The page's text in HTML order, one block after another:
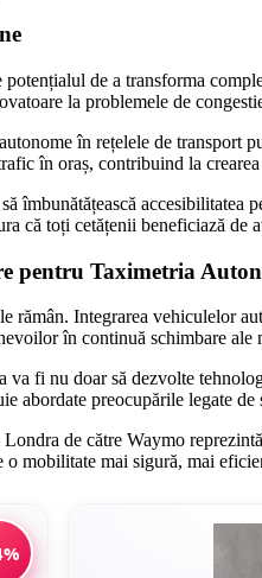
de a transforma
la problemele de
în rețelele de transport
în oraș, contribuind la
îmbunătățească
că toți cetățenii beneficiază de
pentru Taximetria
rămân. Integrarea vehiculelor
în continuă schimbare ale
va fi nu doar să dezvolte
abordate preocupările legate
de către Waymo
mobilitate mai sigură, mai